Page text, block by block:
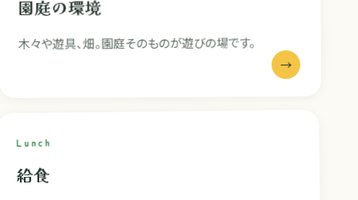
園庭の環境
木々や遊具、畑。園庭そのものが遊びの場です。
→
Lunch
給食